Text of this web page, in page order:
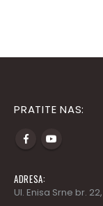
PRATITE NAS:
ADRESA:
Ul. Enisa Srne br.